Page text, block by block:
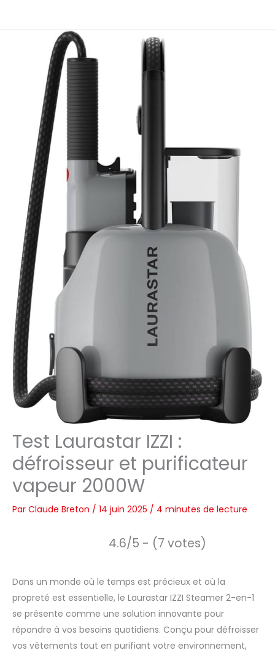
Test Laurastar IZZI :
défroisseur et purificateur
vapeur 2000W
Par Claude Breton / 14 juin 2025 / 4 minutes de lecture
4.6/5 - (7 votes)
Dans un monde où le temps est précieux et où la
propreté est essentielle, le Laurastar IZZI Steamer 2-en-1
se présente comme une solution innovante pour
répondre à vos besoins quotidiens. Conçu pour défroisser
vos vêtements tout en purifiant votre environnement,